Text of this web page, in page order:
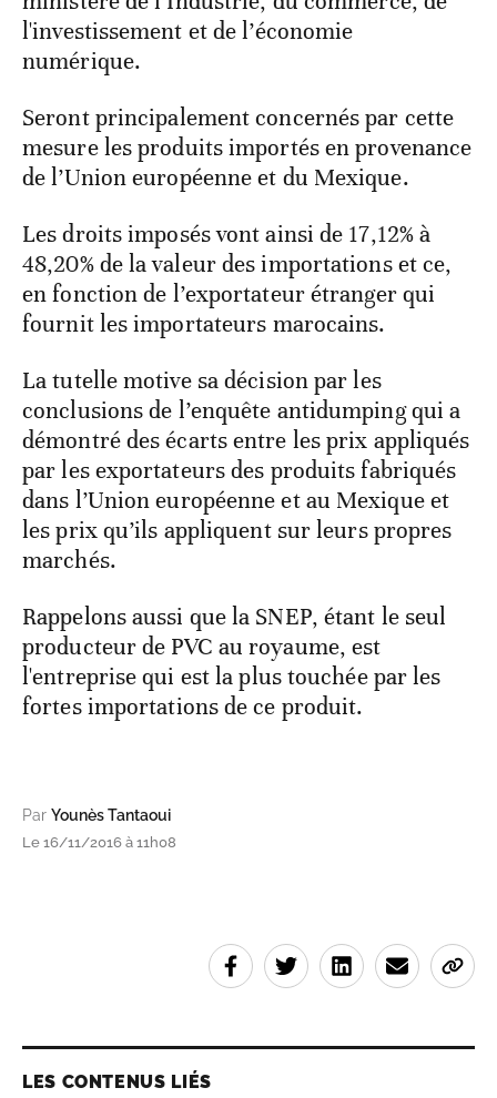
l'investissement et de l’économie
numérique.
Seront principalement concernés par cette
mesure les produits importés en provenance
de l’Union européenne et du Mexique.
Les droits imposés vont ainsi de 17,12% à
48,20% de la valeur des importations et ce,
en fonction de l’exportateur étranger qui
fournit les importateurs marocains.
La tutelle motive sa décision par les
conclusions de l’enquête antidumping qui a
démontré des écarts entre les prix appliqués
par les exportateurs des produits fabriqués
dans l’Union européenne et au Mexique et
les prix qu’ils appliquent sur leurs propres
marchés.
Rappelons aussi que la SNEP, étant le seul
producteur de PVC au royaume, est
l'entreprise qui est la plus touchée par les
fortes importations de ce produit.
Par Younès Tantaoui
Le 16/11/2016 à 11h08
LES CONTENUS LIÉS